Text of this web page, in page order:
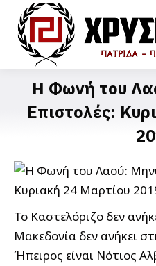
Η Φωνή του
Επιστολές:
Το Καστελόριζο δεν
Μακεδονία δεν ανήκει
Ήπειρος είναι Νότιος